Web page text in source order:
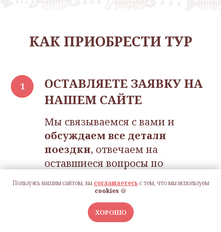
КА К ПРИОБРЕСТИ ТУР
ОСТАВЛЯЕТЕ ЗАЯВКУ НА
НАШЕМ САЙТЕ
Мы связываемся с вами и
обсуждаем все детали
поездки, отвечаем на
оставшиеся вопросы по
ЗАКЛЮЧАЕМ ДОГОВОР
Пользуясь нашим сайтом, вы соглашаетесь с тем, что мы используем
cookies 🍪
ХОРОШО